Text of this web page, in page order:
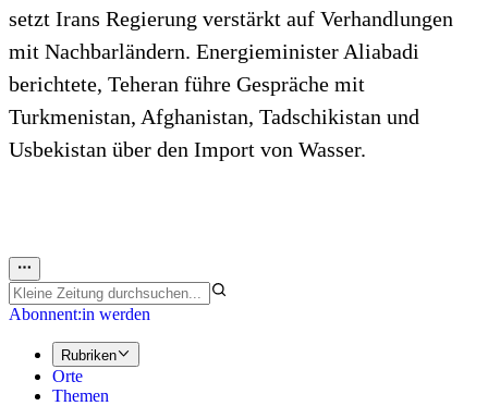
setzt Irans Regierung verstärkt auf Verhandlungen
mit Nachbarländern. Energieminister Aliabadi
berichtete, Teheran führe Gespräche mit
Turkmenistan, Afghanistan, Tadschikistan und
Usbekistan über den Import von Wasser.
Abonnent:in werden
Rubriken
Orte
Themen